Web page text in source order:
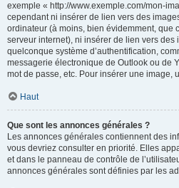
exemple « http://www.exemple.com/mon-
cependant ni insérer de lien vers des
ordinateur (à moins, bien évidemment, que
serveur internet), ni insérer de lien vers
quelconque système d’authentification,
messagerie électronique de Outlook ou de
mot de passe, etc. Pour insérer une image,
Haut
Que sont les annonces générales ?
Les annonces générales contiennent des
vous devriez consulter en priorité. Elles
et dans le panneau de contrôle de
annonces générales sont définies par les